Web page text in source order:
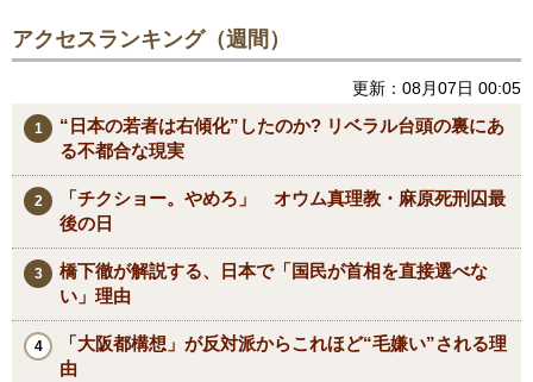
アクセスランキング（週間）
更新：08月07日 00:05
“日本の若者は右傾化”したのか? リベラル台頭の裏にあ
る不都合な現実
「チクショー。やめろ」 オウム真理教・麻原死刑囚最
後の日
橋下徹が解説する、日本で「国民が首相を直接選べな
い」理由
「大阪都構想」が反対派からこれほど“毛嫌い”される理
由